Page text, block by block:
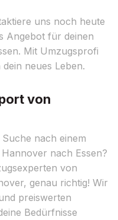
uns noch heute
Angebot für deinen
Mit Umzugsprofi
neues Leben.
von
nach einem
nach Essen?
von
genau richtig! Wir
preiswerten
Bedürfnisse